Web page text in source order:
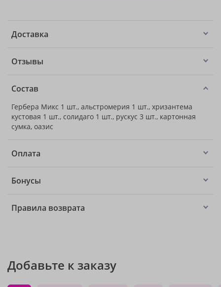
Доставка
Отзывы
Состав
Гербера Микс 1 шт., альстромерия 1 шт., хризантема
кустовая 1 шт., солидаго 1 шт., рускус 3 шт., картонная
сумка, оазис
Оплата
Бонусы
Правила возврата
Добавьте к заказу